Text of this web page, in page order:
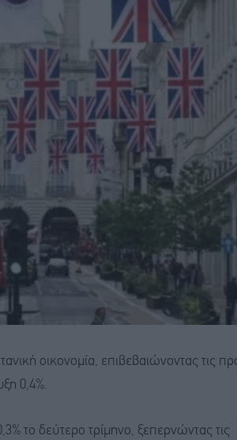
οικονομία, επιβεβαιώνοντας τις
0,4%.
το δεύτερο τρίμηνο, ξεπερνώντας τις